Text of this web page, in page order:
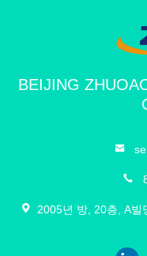
BEIJING
2005년 방, 20층, A빌